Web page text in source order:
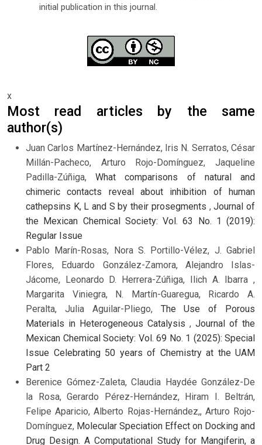
initial publication in this journal.
x
Most read articles by the same
author(s)
Juan Carlos Martínez-Hernández, Iris N. Serratos, César
Millán-Pacheco, Arturo Rojo-Domínguez, Jaqueline
Padilla-Zúñiga,What comparisons of natural and
chimeric contacts reveal about inhibition of human
cathepsins K, L and S by their prosegments ,Journal of
the Mexican Chemical Society: Vol. 63 No. 1 (2019):
Regular Issue
Pablo Marín-Rosas, Nora S. Portillo-Vélez, J. Gabriel
Flores, Eduardo González-Zamora, Alejandro Islas-
Jácome, Leonardo D. Herrera-Zúñiga, Ilich A. Ibarra ,
Margarita Viniegra, N. Martín-Guaregua, Ricardo A.
Peralta, Julia Aguilar-Pliego, The Use of Porous
Materials in Heterogeneous Catalysis , Journal of the
Mexican Chemical Society: Vol. 69 No. 1 (2025): Special
Issue Celebrating 50 years of Chemistry at the UAM
Part 2
Berenice Gómez-Zaleta, Claudia Haydée González-De
la Rosa, Gerardo Pérez-Hernández, Hiram I. Beltrán,
Felipe Aparicio, Alberto Rojas-Hernández,, Arturo Rojo-
Domínguez, Molecular Speciation Effect on Docking and
Drug Design. A Computational Study for Mangiferin, a